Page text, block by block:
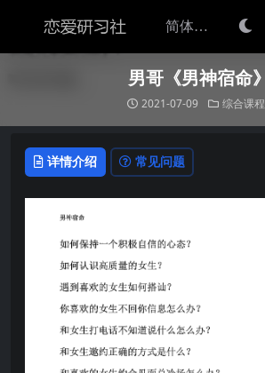
男哥《男神宿命》
2021-07-09 综合课程
详情介绍 常见问题